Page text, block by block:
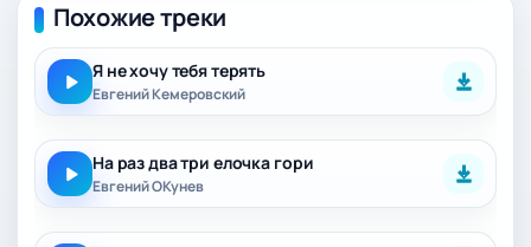
Похожие треки
Я не хочу тебя терять
Евгений Кемеровский
На раз два три елочка гори
Евгений ОКунев